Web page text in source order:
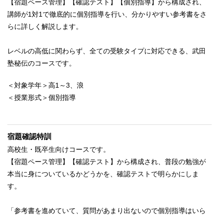
【宿題ペース管理】【確認テスト】【個別指導】から構成され、
講師が1対1で徹底的に個別指導を行い、分かりやすい参考書をさ
らに詳しく解説します。
レベルの高低に関わらず、全ての受験タイプに対応できる、武田
塾秘伝のコースです。
＜対象学年＞高1～3、浪
＜授業形式＞個別指導
宿題確認特訓
高校生・既卒生向けコースです。
【宿題ペース管理】【確認テスト】から構成され、普段の勉強が
本当に身についているかどうかを、確認テストで明らかにしま
す。
「参考書を進めていて、質問があまり出ないので個別指導はいら